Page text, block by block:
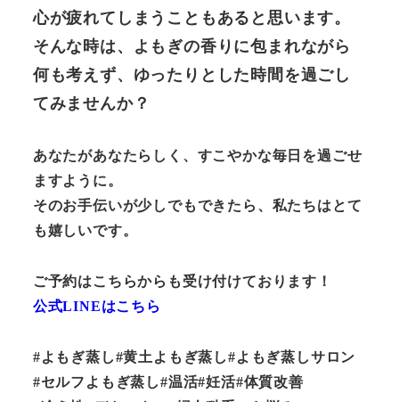
心が疲れてしまうこともあると思います。
そんな時は、よもぎの香りに包まれながら
何も考えず、ゆったりとした時間を過ごし
てみませんか？
あなたがあなたらしく、すこやかな毎日を過ごせ
ますように。
そのお手伝いが少しでもできたら、私たちはとて
も嬉しいです。
ご予約はこちらからも受け付けております！
公式LINEはこちら
#よもぎ蒸し#黄土よもぎ蒸し#よもぎ蒸しサロン
#セルフよもぎ蒸し#温活#妊活#体質改善